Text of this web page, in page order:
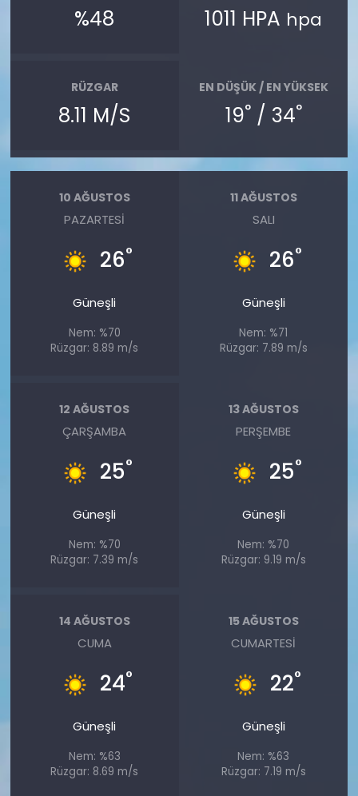
%48 1011 HPA hpa
RÜZGAR
8.11 M/S
EN DÜŞÜK / EN YÜKSEK
19°/ 34°
10 AĞUSTOS
PAZARTESI
26°
Güneşli
Nem: %70
Rüzgar: 8.89 m/s
11 AĞUSTOS
SALI
26°
Güneşli
Nem: %71
Rüzgar: 7.89 m/s
12 AĞUSTOS
ÇARŞAMBA
25°
Güneşli
Nem: %70
Rüzgar: 7.39 m/s
13 AĞUSTOS
PERŞEMBE
25°
Güneşli
Nem: %70
Rüzgar: 9.19 m/s
14 AĞUSTOS
CUMA
24°
Güneşli
Nem: %63
Rüzgar: 8.69 m/s
15 AĞUSTOS
CUMARTESI
22°
Güneşli
Nem: %63
Rüzgar: 7.19 m/s